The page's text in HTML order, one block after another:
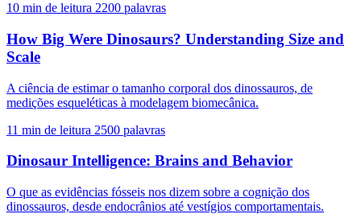
10 min de leitura 2200 palavras
How Big Were Dinosaurs? Understanding Size and
Scale
A ciência de estimar o tamanho corporal dos dinossauros, de
medições esqueléticas à modelagem biomecânica.
11 min de leitura 2500 palavras
Dinosaur Intelligence: Brains and Behavior
O que as evidências fósseis nos dizem sobre a cognição dos
dinossauros, desde endocrânios até vestígios comportamentais.